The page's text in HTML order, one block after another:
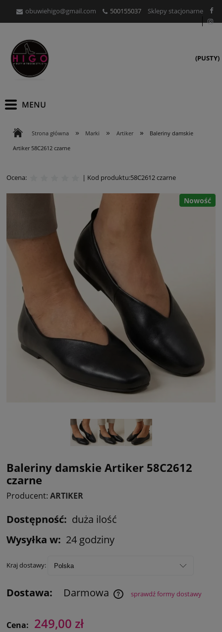
obuwiehigo@gmail.com 500155037 Sklepy stacjonarne
(PUSTY)
Strona główna » Marki » Artiker »
Baleriny damskie
Artiker 58C2612 czarne
Ocena: | Kod produktu:58C2612 czarne
Nowość
Baleriny damskie Artiker 58C2612
czarne
Producent: ARTIKER
Dostępność: duża ilość
Wysyłka w: 24 godziny
Kraj dostawy:
Dostawa: Darmowa sprawdź formy dostawy
Cena: 249,00 zł